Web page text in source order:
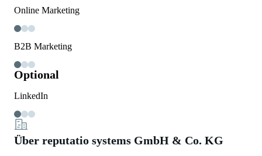
Online Marketing
B2B Marketing
Optional
LinkedIn
Über reputatio systems GmbH & Co. KG